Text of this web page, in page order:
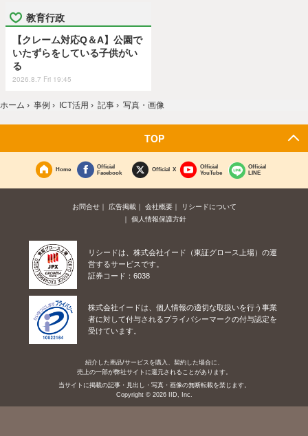
教育行政
【クレーム対応Q＆A】公園で
いたずらをしている子供がい
る
2026.8.7 Fri 19:45
ホーム › 事例 › ICT活用 › 記事 › 写真・画像
TOP
Home
Official
Facebook
Official X
Official
YouTube
Official
LINE
お問合せ 広告掲載 会社概要
リシードについて
個人情報保護方針
リシードは、株式会社イード（東証グロース上場）の運
営するサービスです。
証券コード：6038
株式会社イードは、個人情報の適切な取扱いを行う事業
者に対して付与されるプライバシーマークの付与認定を
受けています。
紹介した商品/サービスを購入、契約した場合に、
売上の一部が弊社サイトに還元されることがあります。
当サイトに掲載の記事・見出し・写真・画像の無断転載を禁じます。
Copyright © 2026 IID, Inc.